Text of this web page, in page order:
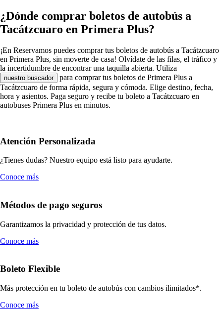
¿Dónde comprar boletos de autobús a
Tacátzcuaro en Primera Plus?
¡En Reservamos puedes comprar tus boletos de autobús a Tacátzcuaro
en Primera Plus, sin moverte de casa! Olvídate de las filas, el tráfico y
la incertidumbre de encontrar una taquilla abierta. Utiliza
nuestro buscador
para comprar tus boletos de Primera Plus a
Tacátzcuaro de forma rápida, segura y cómoda. Elige destino, fecha,
hora y asientos. Paga seguro y recibe tu boleto a Tacátzcuaro en
autobuses Primera Plus en minutos.
Atención Personalizada
¿Tienes dudas? Nuestro equipo está listo para ayudarte.
Conoce más
Métodos de pago seguros
Garantizamos la privacidad y protección de tus datos.
Conoce más
Boleto Flexible
Más protección en tu boleto de autobús con cambios ilimitados*.
Conoce más